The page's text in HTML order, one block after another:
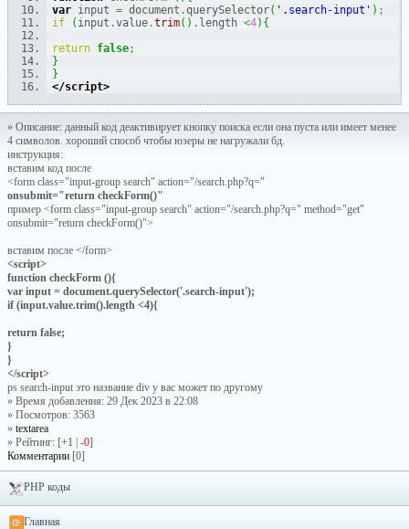
var input = document .querySelector( '.search-input' ) ;
if
( input .value.trim( ) . length <4) {
return false;
}
}
</script>
» Описание: данный код деактивирует кнопку поиска если она пуста или имеет менее
4 символов. хороший способ чтобы юзеры не нагружали бд.
инструкция:
вставим код после
<form class="input-group search" action="/search.php?q="
onsubmit="return checkForm()"
пример <form class="input-group search" action="/search.php?q=" method="get"
onsubmit="return checkForm()">
вставим после </form>
<script>
function checkForm (){
var input = document.querySelector('.search-input');
if (input.value.trim().length <4){
return false;
}
}
</script>
ps search-input это название div у вас может по другому
» Время добавления: 29 Дек 2023 в 22:08
» Посмотров: 3563
» textarea
» Рейтинг: [+1 -0]
Комментарии [0]
PHP коды
Главная